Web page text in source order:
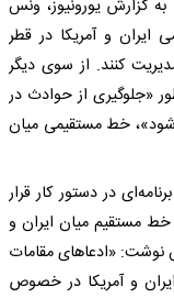
به گزارش یورونیوز، ونس
ایران و آمریکا در قطر
کنند. از سوی دیگر
«جلوگیری از حوادث در
خط مستقیمی میان
در دستور کار قرار
مستقیم میان ایران و
«ادعاهای مقامات
و آمریکا در خصوص